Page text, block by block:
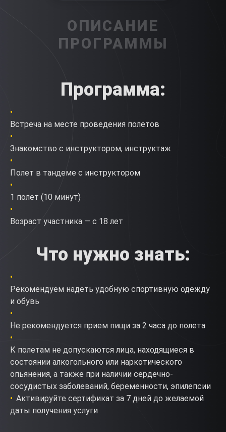
ОПИСАНИЕ
ПРОГРАММЫ
Программа:
Встреча на месте проведения полетов
Знакомство с инструктором, инструктаж
Полет в тандеме с инструктором
1 полет (10 минут)
Возраст участника — с 18 лет
Что нужно знать:
Рекомендуем надеть удобную спортивную одежду
и обувь
Не рекомендуется прием пищи за 2 часа до полета
К полетам не допускаются лица, находящиеся в
состоянии алкогольного или наркотического
опьянения, а также при наличии сердечно-
сосудистых заболеваний, беременности, эпилепсии
Активируйте сертификат за 7 дней до желаемой
даты получения услуги